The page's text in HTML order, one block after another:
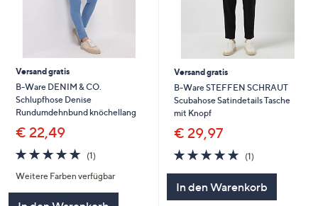
Versand gratis
B-Ware DENIM & CO.
Schlupfhose Denise
Rundumdehnbund knöchellang
€ 22,49
5.0
von
5
(1)1
Weitere Farben verfügbar
Versand gratis
B-Ware STEFFEN SCHRAUT
Scubahose Satindetails Tasche
mit Knopf
€ 29,97
5.0
von
(1)1
In den Warenkorb